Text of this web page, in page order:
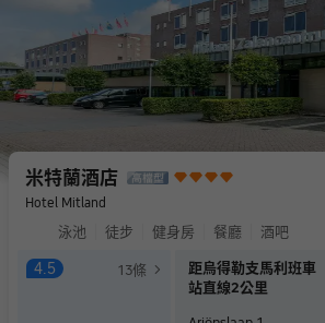
米特蘭酒店
Hotel Mitland
泳池 徒步 健身房 餐廳 酒吧
4.5 13條
距烏得勒支馬利班車
站直線2公里